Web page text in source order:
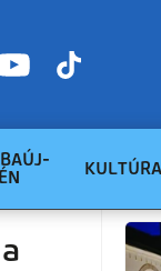
KULTÚRA